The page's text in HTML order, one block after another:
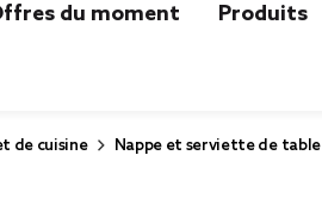
du moment Produits
de cuisine Nappe et serviette de table